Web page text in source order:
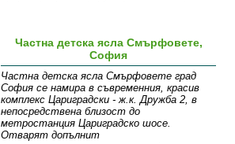
Частна детска ясла Смърфовете,
София
Частна детска ясла Смърфовете град
София се намира в съвременния, красив
комплекс Цариградски - ж.к. Дружба 2, в
непосредствена близост до
метростанция Цариградско шосе.
Отварят допълнит